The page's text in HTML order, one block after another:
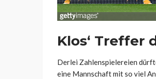
Klos‘ Treffer
Derlei Zahlenspielereien
eine Mannschaft mit so viel